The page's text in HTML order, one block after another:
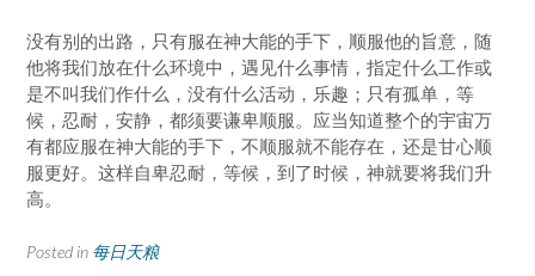
没有别的出路，只有服在神大能的手下，顺服他的旨意，随
他将我们放在什么环境中，遇见什么事情，指定什么工作或
是不叫我们作什么，没有什么活动，乐趣；只有孤单，等
候，忍耐，安静，都须要谦卑顺服。应当知道整个的宇宙万
有都应服在神大能的手下，不顺服就不能存在，还是甘心顺
服更好。这样自卑忍耐，等候，到了时候，神就要将我们升
高。
Posted in 每日天粮